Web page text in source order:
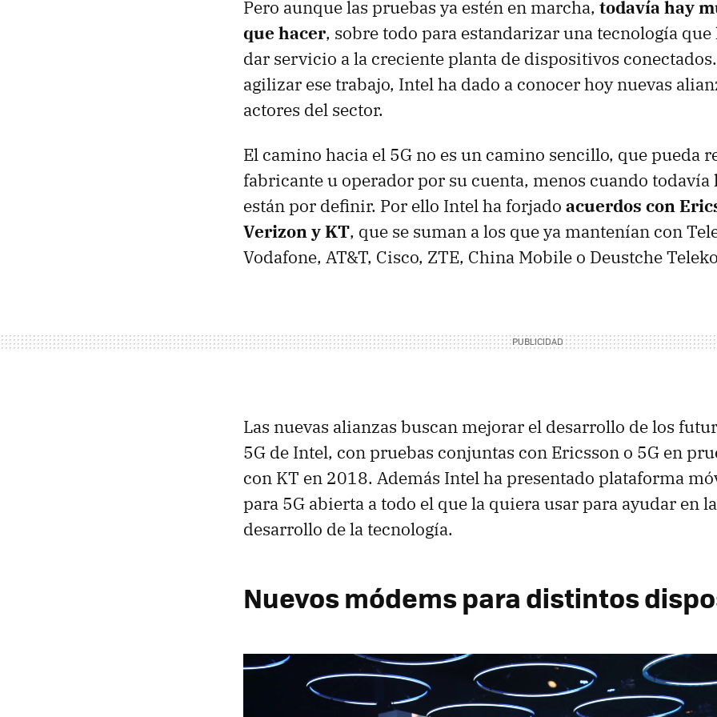
Pero aunque las pruebas ya estén en marcha, todavía hay
que hacer, sobre todo para estandarizar una tecnología que
dar servicio a la creciente planta de dispositivos
agilizar ese trabajo, Intel ha dado a conocer hoy nuevas
actores del sector.
El camino hacia el 5G no es un camino sencillo, que pueda
fabricante u operador por su cuenta, menos cuando todavía
están por definir. Por ello Intel ha forjado acuerdos con
Verizon y KT, que se suman a los que ya mantenían con
Vodafone, AT&T, Cisco, ZTE, China Mobile o Deustche
Las nuevas alianzas buscan mejorar el desarrollo de los
5G de Intel, con pruebas conjuntas con Ericsson o 5G en
con KT en 2018. Además Intel ha presentado plataforma
para 5G abierta a todo el que la quiera usar para ayudar en
desarrollo de la tecnología.
Nuevos módems para distintos